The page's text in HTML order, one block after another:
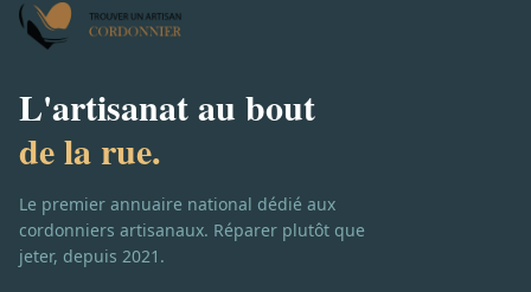
L'artisanat au bout
de la rue.
Le premier annuaire national dédié aux
cordonniers artisanaux. Réparer plutôt que
jeter, depuis 2021.